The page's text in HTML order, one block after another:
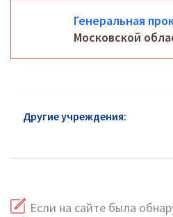
Генеральная
Московской
Другие учреждения:
Если на сайте была